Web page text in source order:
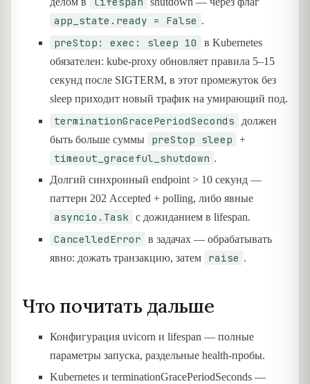
app_state.ready = False .
preStop: exec: sleep 10
в Kubernetes
обязателен: kube-proxy обновляет правила 5–15
секунд после SIGTERM, в этот промежуток без
sleep приходит новый трафик на умирающий под.
terminationGracePeriodSeconds
должен
быть больше суммы
preStop sleep +
timeout_graceful_shutdown .
Долгий синхронный endpoint > 10 секунд —
паттерн 202 Accepted + polling, либо явные
asyncio.Task с дожиданием в lifespan.
CancelledError
в задачах — обрабатывать
явно: дожать транзакцию, затем
raise .
Что почитать дальше
Конфигурация uvicorn и lifespan — полные
параметры запуска, раздельные health-пробы.
Kubernetes и terminationGracePeriodSeconds —